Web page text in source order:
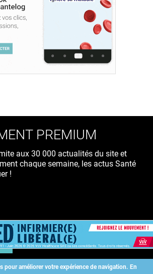
pour améliorer votre expérience de navigation. En
PREMIUM
aux 30 000 actualités du site et
chaque semaine, les actus Santé
!